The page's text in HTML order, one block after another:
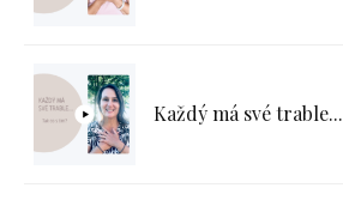
Každý má své trable...